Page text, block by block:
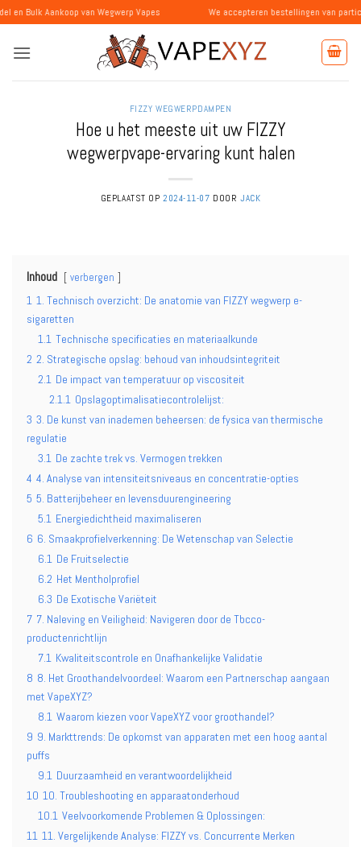
Ga
naar
inhoud
van Wegwerp Vapes We accepteren bestellingen van particulieren
FIZZY WEGWERPDAMPEN
Hoe u het meeste uit uw FIZZY
wegwerpvape-ervaring kunt halen
GEPLAATST OP2024-11-07 DOOR JACK
Inhoud verbergen
1 1. Technisch overzicht: De anatomie van FIZZY wegwerp e-
sigaretten
1.1 Technische specificaties en materiaalkunde
2 2. Strategische opslag: behoud van inhoudsintegriteit
2.1 De impact van temperatuur op viscositeit
2.1.1 Opslagoptimalisatiecontrolelijst:
3 3. De kunst van inademen beheersen: de fysica van thermische
regulatie
3.1 De zachte trek vs. Vermogen trekken
4 4. Analyse van intensiteitsniveaus en concentratie-opties
5 5. Batterijbeheer en levensduurengineering
5.1 Energiedichtheid maximaliseren
6 6. Smaakprofielverkenning: De Wetenschap van Selectie
6.1 De Fruitselectie
6.2 Het Mentholprofiel
6.3 De Exotische Variëteit
7 7. Naleving en Veiligheid: Navigeren door de Tbcco-
productenrichtlijn
7.1 Kwaliteitscontrole en Onafhankelijke Validatie
8 8. Het Groothandelvoordeel: Waarom een Partnerschap aangaan
met VapeXYZ?
8.1 Waarom kiezen voor VapeXYZ voor groothandel?
9 9. Markttrends: De opkomst van apparaten met een hoog aantal
puffs
9.1 Duurzaamheid en verantwoordelijkheid
10 10. Troubleshooting en apparaatonderhoud
10.1 Veelvoorkomende Problemen & Oplossingen:
11 11. Vergelijkende Analyse: FIZZY vs. Concurrente Merken